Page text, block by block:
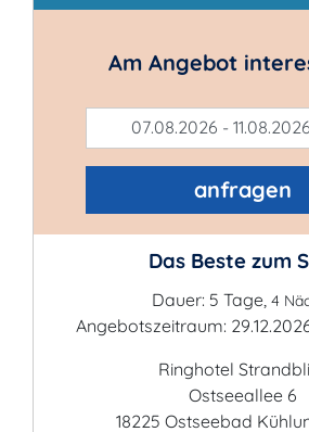
Am Angebot
07.08.2026 -
anfragen
Das Beste zum
Dauer: 5 Tage, 4
Angebotszeitraum:
Ringhotel
Ostseeallee 6
18225 Ostseebad